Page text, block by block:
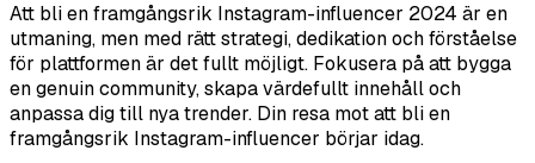
Att bli en framgångsrik Instagram-influencer 2024 är en
utmaning, men med rätt strategi, dedikation och förståelse
för plattformen är det fullt möjligt. Fokusera på att bygga
en genuin community, skapa värdefullt innehåll och
anpassa dig till nya trender. Din resa mot att bli en
framgångsrik Instagram-influencer börjar idag.